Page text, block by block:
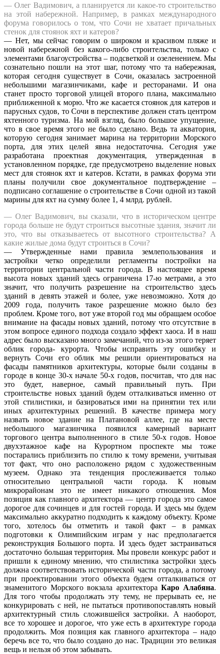
— Олег Вадимович, а планируется ли какое-то строительство
на этой набережной. Например, в рамках международного
форума говорилось о том, что Сочи не хватает причальных
стенок для стоянок яхт и катеров?
— Нет, мы сейчас говорим о широком и красивом пляже и
новой набережной без какого-либо строительства, только с
элементами благоустройства – подсветкой и озеленением. Мы
сознательно пошли на этот шаг, потому что та набережная,
которая сегодня существует в Сочи, оказалась застроенной
небольшими магазинчиками, кафе и ресторанами. И она
станет просто торговой улицей второго плана, максимально
приближенной к морю. Что же касается стоянок для катеров и
парусных судов, то Сочи в перспективе должен стать центром
яхтенного туризма. На мой взгляд, было большое упущение,
что в свое время этого не было сделано. Ведь та акватория,
которую сегодня занимает марина на территории Морского
порта, для этих целей явна недостаточна. Сегодня уже
разработана проектная документация, утвержденная в
установленном порядке, где предусмотрено выделение новых
мест для стоянок яхт и катеров. Кстати, в рамках форума эти
планы получили свое документальное подтверждение –
подписано соглашение о строительстве в Сочи одной из такой
марины для яхт на сумму более 1, 4 млрд. рублей.
— Олег Вадимович, вы сказали, что в историческом центре
города больше не будут строиться высотные здания, значит ли
это, что вы отказываетесь от высотного строительства? А
какие жилые дома будут строиться в Сочи?
— Утвержденные нами правила землепользования и
застройки четко определили регламенты постройки на
территории центральной части города. В настоящее время
высота новых зданий здесь ограничена 17-ю метрами, а это
значит, что получить разрешение на строительство здесь
зданий в девять этажей и более, уже невозможно. Хотя до
2009 года, получить такое разрешение можно было без
проблем. Кроме того, вот уже второй год мы обращаем особое
внимание на фасады новых зданий, потому что отсутствие в
этом вопросе единого подхода создало эффект хаоса. И в наш
адрес было высказано много замечаний, что из-за этого теряет
облик города- курорта. Чтобы исправить эту ошибку и
вернуть Сочи его облик мы решили ориентироваться на
фасады памятников архитектуры, которые были созданы в
городе в конце 30-х начале 50-х годов, посчитав, что для нас
это будет, наверное, самый правильный путь. При
строительстве новых зданий будем отталкиваться именно от
этой стилистики, и базироваться ими на принятии тех или
иных архитектурных решений. В качестве примера могу
назвать новое здание на Платановой аллее, где на месте
небольшого магазинчика появился камерный вариант
торгового центра выполненного в стиле 50-х годов. Новое
двухэтажное кафе на Курортном проспекте мы тоже
постарались приблизить по стилю к тому времени, учитывая
тот факт, что оно расположено рядом с художественным
музеем. Однако эта тенденция прослеживается только
относительно центральной части города. К новым
микрорайонам это не имеет никакого отношения. Моя
позиция как главного архитектора — центр города это самое
дорогое для сочинцев и для гостей города. И здесь мы будем
максимально аккуратно подходить к каждому объекту. Кроме
того, хотелось бы отметить и такой факт – в рамках
подготовки к Олимпийским играм у нас предполагается
реконструкция Большого порта. И здесь будет застраиваться
достаточно большая территория. Мы провели конкурс работ и
пришли к единому мнению, что стилистика застройки здесь
должна соответствовать исторической части города, а потому
при проектировании этого объекта будем отталкиваться от
знаменитого Морского вокзала архитектораКаро Алабяна.
Для того чтобы продолжать эту тему, не прерывать ее, не
конкурировать с ней, не пытаться противопоставлять новый
архитектурный стиль сложившейся застройки. А наоборот,
все то хорошее и дорогое, что уже есть в архитектуре города
продолжить. Моя позиция как главного архитектора – надо
беречь все то, что было создано до нас. Традиции это великая
вещь и нельзя об этом забывать.